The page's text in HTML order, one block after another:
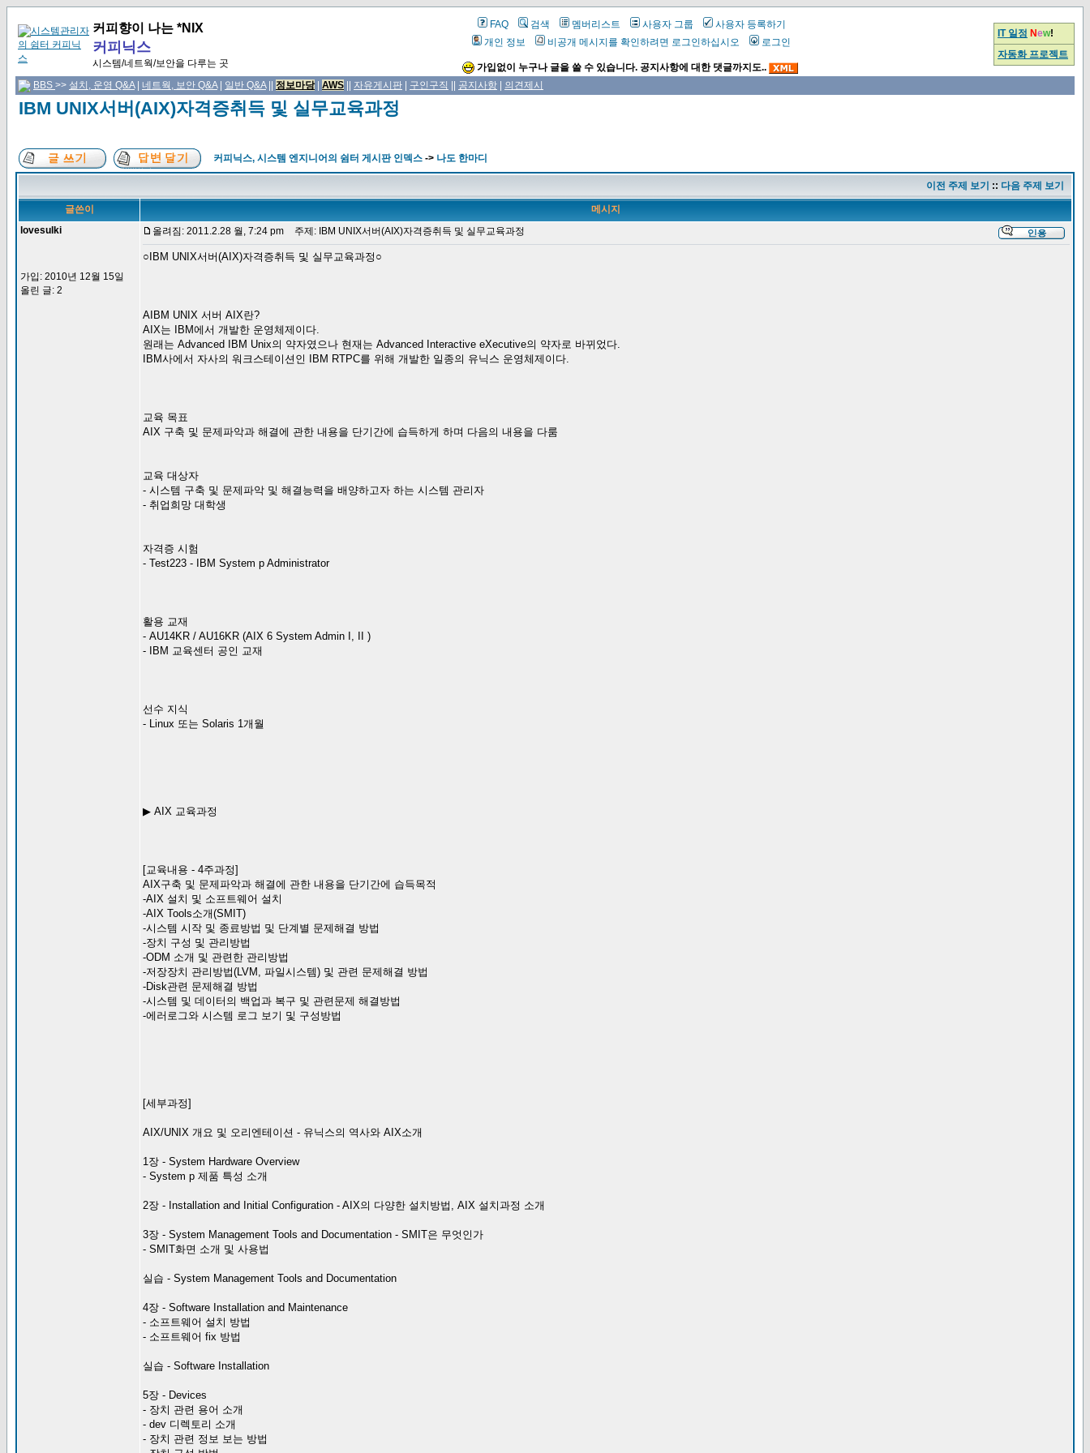
커피향이 나는 *NIX
커피닉스
시스템/네트웍/보안을 다루는 곳
FAQ 검색 멤버리스트 사용자 그룹
사용자 등록하기
개인 정보
비공개 메시지를 확인하려면 로그인하십시오 로그인
가입없이 누구나 글을 쓸 수 있습니다. 공지사항에 대한 댓글까지도..
IT 일정 New!
자동화 프로젝트
BBS >> 설치, 운영 Q&A| 네트웍, 보안 Q&A| 일반 Q&A|| 정보마당| AWS 자유게시판 구인구직 공지사항 의견제시
IBM UNIX서버(AIX)자격증취득 및 실무교육과정
커피닉스, 시스템 엔지니어의 쉼터 게시판 인덱스 -> 나도 한마디
이전 주제 보기 :: 다음 주제 보기
글쓴이
메시지
lovesulki
가입: 2010년 12월 15일
올린 글: 2
올려짐: 2011.2.28 월, 7:24 pm 주제: IBM UNIX서버(AIX)자격증취득 및 실무교육과정
○IBM UNIX서버(AIX)자격증취득 및 실무교육과정○
AIBM UNIX 서버 AIX란?
AIX는 IBM에서 개발한 운영체제이다.
원래는 Advanced IBM Unix의 약자였으나 현재는 Advanced Interactive eXecutive의 약자로 바뀌었다.
IBM사에서 자사의 워크스테이션인 IBM RTPC를 위해 개발한 일종의 유닉스 운영체제이다.
교육 목표
AIX 구축 및 문제파악과 해결에 관한 내용을 단기간에 습득하게 하며 다음의 내용을 다룸
교육 대상자
- 시스템 구축 및 문제파악 및 해결능력을 배양하고자 하는 시스템 관리자
- 취업희망 대학생
자격증 시험
- Test223 - IBM System p Administrator
활용 교재
- AU14KR / AU16KR (AIX 6 System Admin I, II )
- IBM 교육센터 공인 교재
선수 지식
- Linux 또는 Solaris 1개월
▶ AIX 교육과정
[교육내용 - 4주과정]
AIX구축 및 문제파악과 해결에 관한 내용을 단기간에 습득목적
-AIX 설치 및 소프트웨어 설치
-AIX Tools소개(SMIT)
-시스템 시작 및 종료방법 및 단계별 문제해결 방법
-장치 구성 및 관리방법
-ODM 소개 및 관련한 관리방법
-저장장치 관리방법(LVM, 파일시스템) 및 관련 문제해결 방법
-Disk관련 문제해결 방법
-시스템 및 데이터의 백업과 복구 및 관련문제 해결방법
-에러로그와 시스템 로그 보기 및 구성방법
[세부과정]
AIX/UNIX 개요 및 오리엔테이션 - 유닉스의 역사와 AIX소개
1장 - System Hardware Overview
- System p 제품 특성 소개
2장 - Installation and Initial Configuration - AIX의 다양한 설치방법, AIX 설치과정 소개
3장 - System Management Tools and Documentation - SMIT은 무엇인가
- SMIT화면 소개 및 사용법
실습 - System Management Tools and Documentation
4장 - Software Installation and Maintenance
- 소프트웨어 설치 방법
- 소프트웨어 fix 방법
실습 - Software Installation
5장 - Devices
- 장치 관련 용어 소개
- dev 디렉토리 소개
- 장치 관련 정보 보는 방법